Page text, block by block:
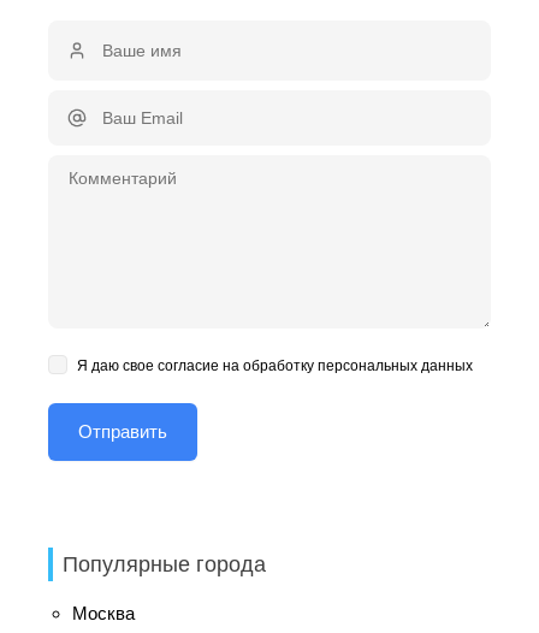
Я даю свое согласие на обработку персональных данных
Популярные города
Москва